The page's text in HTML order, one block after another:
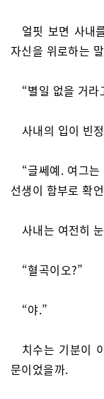
얼핏 보면 사내
자신을 위로하는
“별일 없을 거라
사내의 입이 빈
“글쎄예. 여그
선생이 함부로 확
사내는 여전히
“혈곡이오?”
“야.”
치수는 기분이
문이었을까.